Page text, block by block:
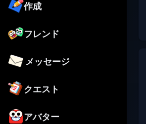
作成
フレンド
メッセージ
クエスト
アバター